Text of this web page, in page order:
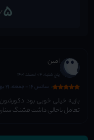
5
/5
امین
پنج شنبه، 04 اسفند 1401
سانس 16 - جمعه، 21 بهمن 1401 (2 تجربه)
بازیه خیلی خوبی بود
تعامل باحالی داشت قشنگ